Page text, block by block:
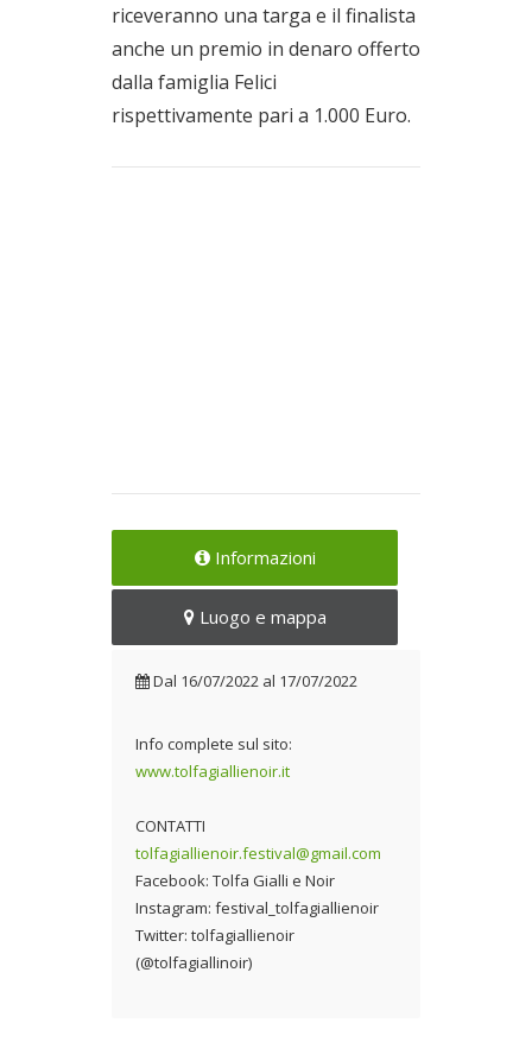
riceveranno una targa e il finalista
anche un premio in denaro offerto
dalla famiglia Felici
rispettivamente pari a 1.000 Euro.
Informazioni
Luogo e mappa
Dal 16/07/2022 al 17/07/2022
Info complete sul sito:
www.tolfagiallienoir.it
CONTATTI
tolfagiallienoir.festival@gmail.com
Facebook: Tolfa Gialli e Noir
Instagram: festival_tolfagiallienoir
Twitter: tolfagiallienoir
(@tolfagiallinoir)